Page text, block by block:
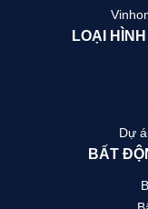
LOẠI
Dự
BẤT